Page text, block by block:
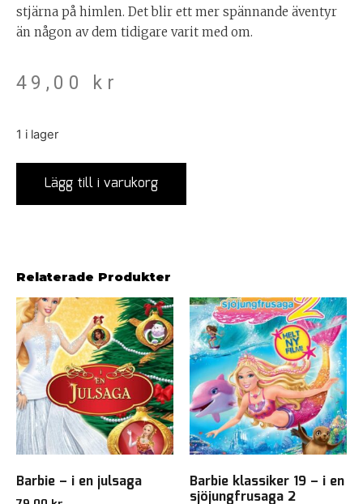
stjärna på himlen. Det blir ett mer spännande äventyr
än någon av dem tidigare varit med om.
49,00 kr
1 i lager
Lägg till i varukorg
Relaterade Produkter
Barbie – i en julsaga Barbie klassiker 19 – i en
sjöjungfrusaga 2